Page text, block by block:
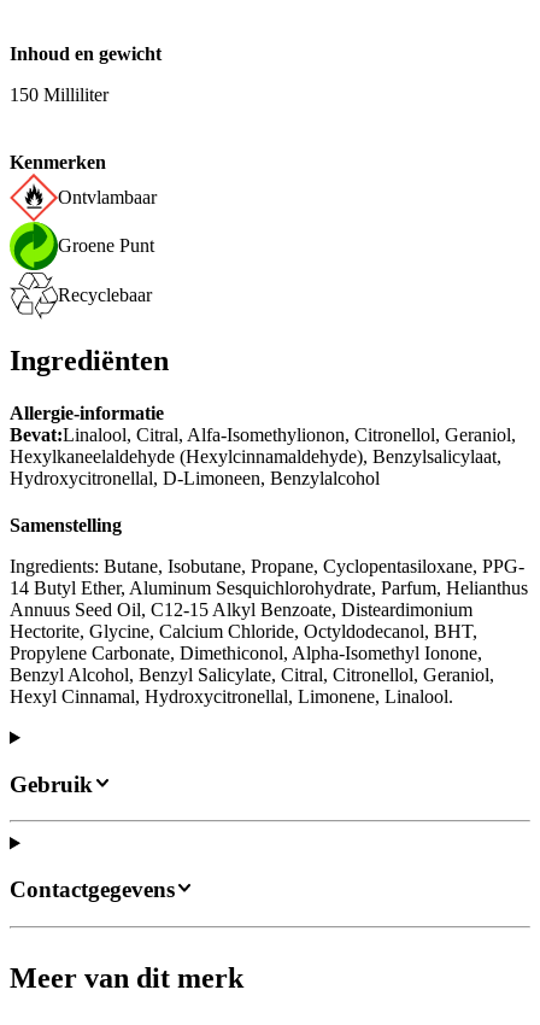
Inhoud en gewicht
150 Milliliter
Kenmerken
Ontvlambaar
Groene Punt
Recyclebaar
Ingrediënten
Allergie-informatie
Bevat:Linalool, Citral, Alfa-Isomethylionon, Citronellol, Geraniol,
Hexylkaneelaldehyde (Hexylcinnamaldehyde), Benzylsalicylaat,
Hydroxycitronellal, D-Limoneen, Benzylalcohol
Samenstelling
Ingredients: Butane, Isobutane, Propane, Cyclopentasiloxane, PPG-
14 Butyl Ether, Aluminum Sesquichlorohydrate, Parfum, Helianthus
Annuus Seed Oil, C12-15 Alkyl Benzoate, Disteardimonium
Hectorite, Glycine, Calcium Chloride, Octyldodecanol, BHT,
Propylene Carbonate, Dimethiconol, Alpha-Isomethyl Ionone,
Benzyl Alcohol, Benzyl Salicylate, Citral, Citronellol, Geraniol,
Hexyl Cinnamal, Hydroxycitronellal, Limonene, Linalool.
Gebruik
Contactgegevens
Meer van dit merk